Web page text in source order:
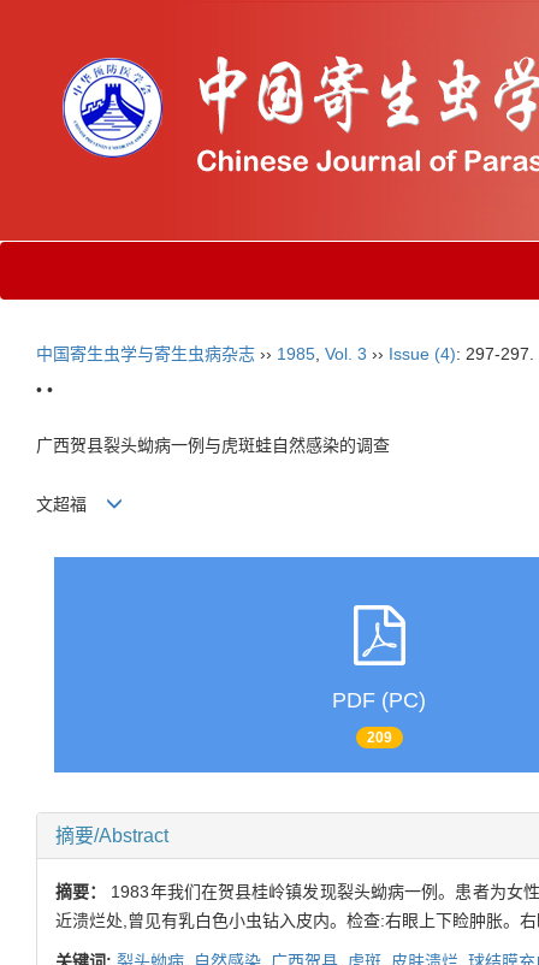
中国寄生虫学与寄生虫病杂志 ›› 1985 Vol. 3 ›› Issue (4): 297-297.
• •
广西贺县裂头蚴病一例与虎斑蛙自然感染的调查
文超福
PDF (PC)
209
摘要/Abstract
摘要： 1983年我们在贺县桂岭镇发现裂头蚴病一例。患者为女
近溃烂处,曾见有乳白色小虫钻入皮内。检查:右眼上下睑肿胀。